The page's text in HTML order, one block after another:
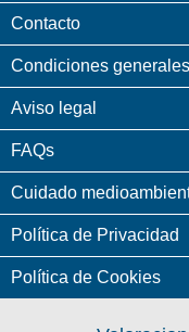
Contacto
Condiciones generales
Aviso legal
FAQs
Cuidado
Política de Privacidad
Política de Cookies